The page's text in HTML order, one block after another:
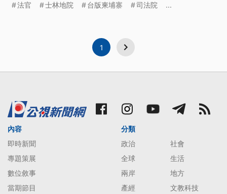
取增加法官員額。
法官 士林地院 台版柬埔寨 司法院 ...
1
內容
即時新聞
專題策展
數位敘事
當期節目
分類
政治
社會
全球
生活
兩岸
地方
產經
文教科技